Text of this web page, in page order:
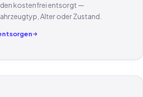
kostenfrei entsorgt —
Alter oder Zustand.